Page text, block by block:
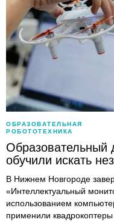
ОБРАЗОВАТЕЛЬНАЯ
РОБОТОТЕХНИКА
обучили искать
В Нижнем Новгороде
«Интеллектуальный
использованием
применили